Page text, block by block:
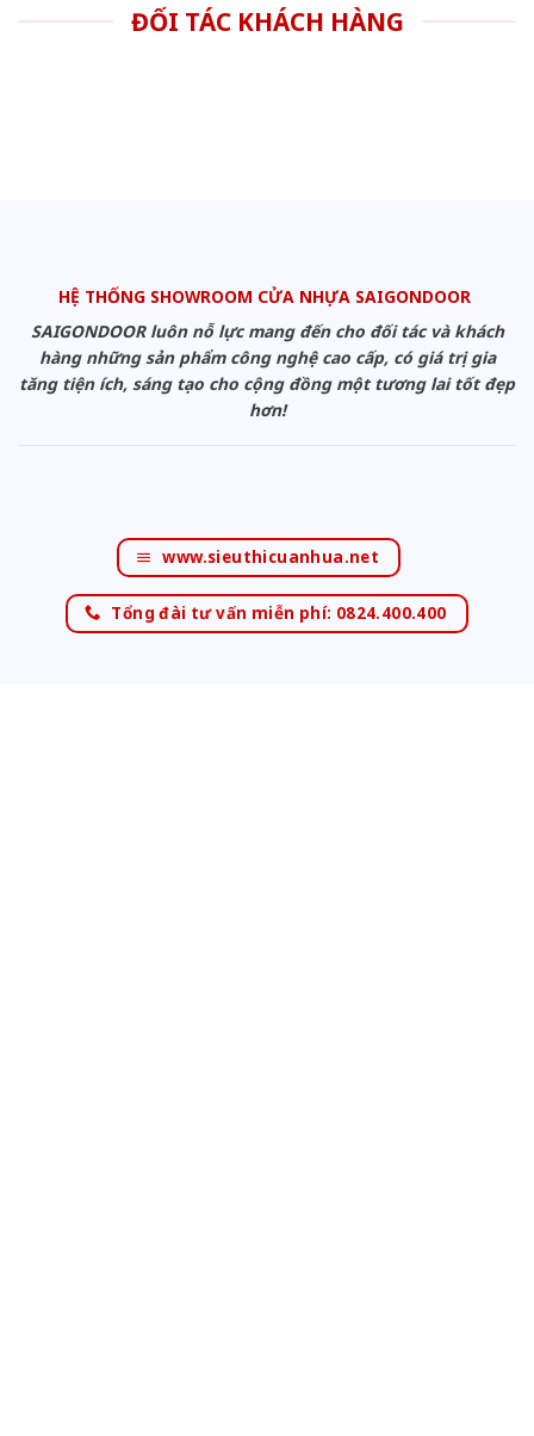
ĐỐI TÁC KHÁCH HÀNG
HỆ THỐNG SHOWROOM CỬA NHỰA SAIGONDOOR
SAIGONDOOR luôn nỗ lực mang đến cho đối tác và khách
hàng những sản phẩm công nghệ cao cấp, có giá trị gia
tăng tiện ích, sáng tạo cho cộng đồng một tương lai tốt đẹp
hơn!
www.sieuthicuanhua.net
Tổng đài tư vấn miễn phí: 0824.400.400